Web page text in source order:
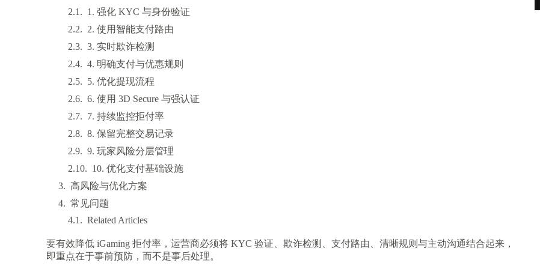
1. 强化 KYC 与身份验证
2. 使用智能支付路由
3. 实时欺诈检测
4. 明确支付与优惠规则
5. 优化提现流程
6. 使用 3D Secure 与强认证
7. 持续监控拒付率
8. 保留完整交易记录
9. 玩家风险分层管理
10. 优化支付基础设施
高风险与优化方案
常见问题
Related Articles
要有效降低 iGaming 拒付率，运营商必须将 KYC 验证、欺诈检测、支付路由、清晰规则与主动沟通结合起来，
即重点在于事前预防，而不是事后处理。